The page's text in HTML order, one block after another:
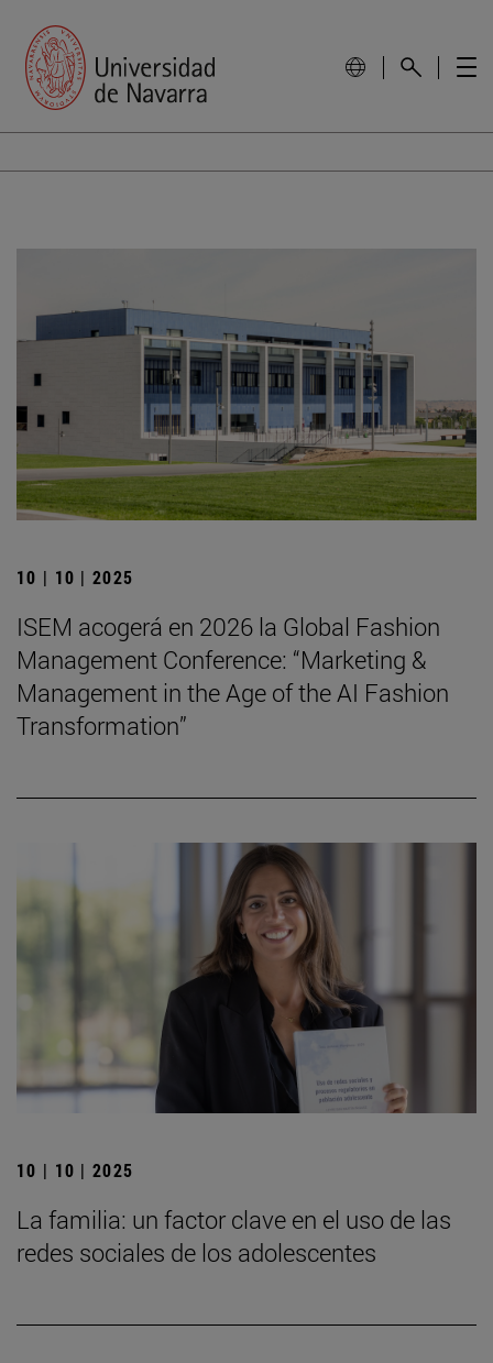
10 | 10 | 2025
ISEM acogerá en 2026 la Global Fashion
Management Conference: “Marketing &
Management in the Age of the AI Fashion
Transformation”
10 | 10 | 2025
La familia: un factor clave en el uso de las
redes sociales de los adolescentes